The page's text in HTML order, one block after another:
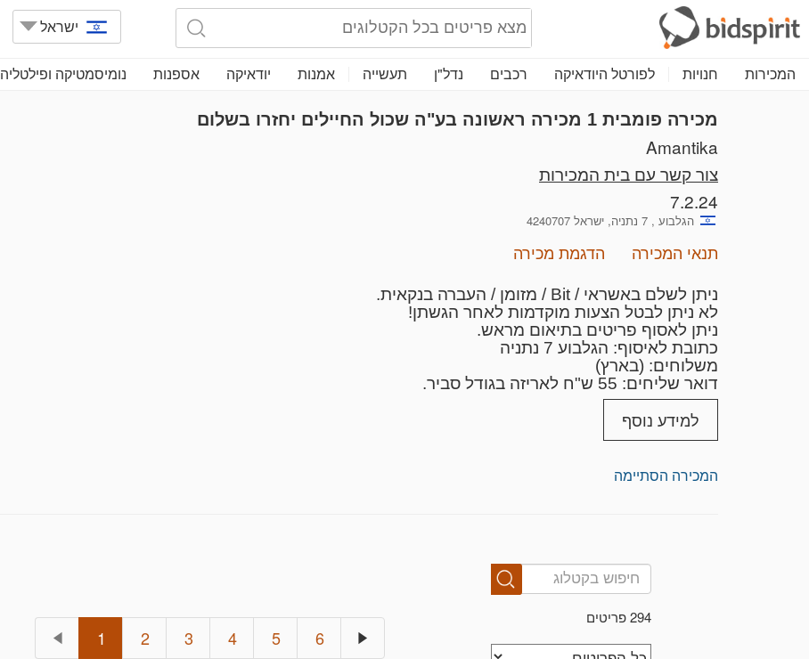
ישראל
המכירות חנויות לפורטל היודאיקה רכבים נדל"ן תעשייה אמנות יודאיקה אספנות נומיסמטיקה ופילטליה
מכירה פומבית 1 מכירה ראשונה בע"ה שכול החיילים יחזרו בשלום
Amantika
צור קשר עם בית המכירות
7.2.24
הגלבוע , 7 נתניה, ישראל 4240707
תנאי המכירה הדגמת מכירה
ניתן לשלם באשראי / Bit / מזומן / העברה בנקאית.
לא ניתן לבטל הצעות מוקדמות לאחר הגשתן!
ניתן לאסוף פריטים בתיאום מראש.
כתובת לאיסוף: הגלבוע 7 נתניה
משלוחים: (בארץ)
דואר שליחים: 55 ש"ח לאריזה בגודל סביר.
משולח דואר רשום 25 ש"ח אחריות המוצר הנשלח בדואר רשום היא על הקונה בלבד
, פריטים גדולים / מורכבים הדורשים אריזה מיוחדת: בדואר שליחים בלבד, עלות מינימלית למשלוח: 100 ש"ח
למידע נוסף
המכירה הסתיימה
294 פריטים
1 2 3 4 5 6